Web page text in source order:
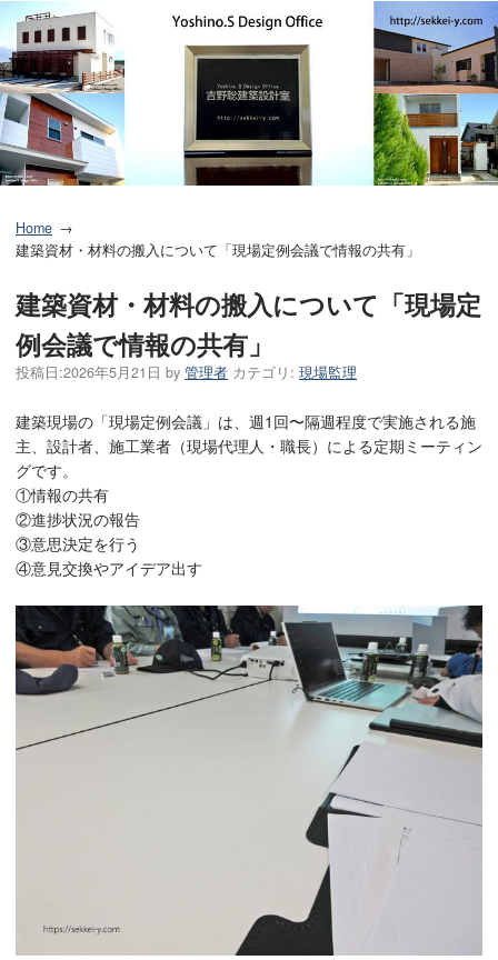
Home
建築資材・材料の搬入について「現場定例会議で情報の共有」
建築資材・材料の搬入について「現場定
例会議で情報の共有」
投稿日:2026年5月21日 by 管理者 カテゴリ: 現場監理
建築現場の「現場定例会議」は、週1回〜隔週程度で実施される施
主、設計者、施工業者（現場代理人・職長）による定期ミーティン
グです。
①情報の共有
②進捗状況の報告
③意思決定を行う
④意見交換やアイデア出す